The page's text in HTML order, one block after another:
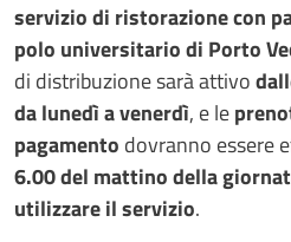
servizio di ristorazione con
polo universitario di Porto
di distribuzione sarà attivo
da lunedì a venerdì, e le
pagamento dovranno essere
6.00 del mattino della
utilizzare il servizio.